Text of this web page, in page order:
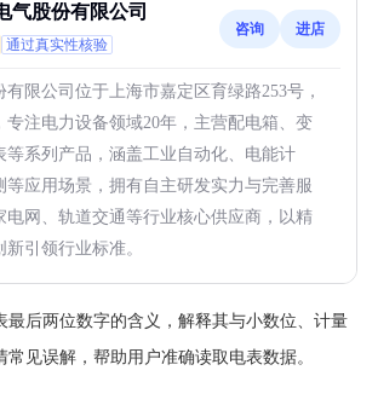
气股份有限公司
通过真实性核验
咨询 进店
限公司位于上海市嘉定区育绿路253号，
专注电力设备领域20年，主营配电箱、变
等系列产品，涵盖工业自动化、电能计
等应用场景，拥有自主研发实力与完善服
电网、轨道交通等行业核心供应商，以精
引领行业标准。
最后两位数字的含义，解释其与小数位、计量
见误解，帮助用户准确读取电表数据。